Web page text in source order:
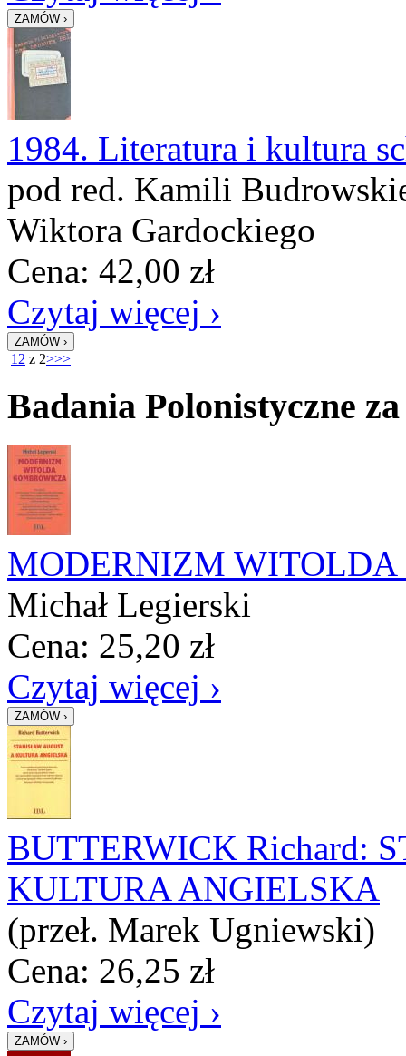
1984. Literatura i kultura
pod red. Kamili
Wiktora Gardockiego
Cena: 42,00 zł
Czytaj więcej ›
1 2 z 2>>>
Badania Polonistyczne
MODERNIZM
Michał Legierski
Cena: 25,20 zł
Czytaj więcej ›
BUTTERWICK Richard:
KULTURA ANGIELSKA
(przeł. Marek Ugniewski)
Cena: 26,25 zł
Czytaj więcej ›